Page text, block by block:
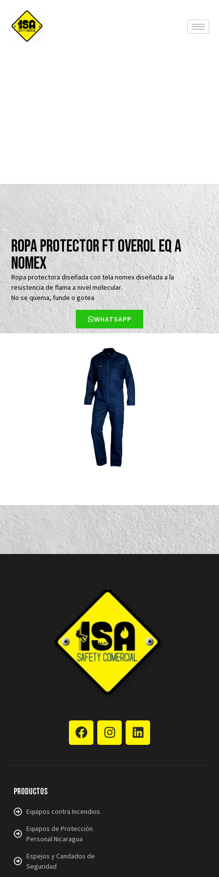
Ropa Protector FT Overol EQ A
NOMEX
Ropa protectora diseñada con tela nomex diseñada a la
resistencia de flama a nivel molecular.
No se quema, funde o gotea
WHATSAPP
Productos
Equipos contra Incendios
Equipos de Protección
Personal Nicaragua
Espejos y Candados de
Seguridad